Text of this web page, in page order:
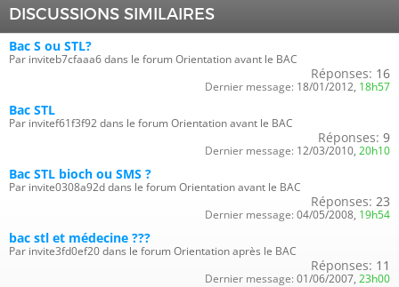
DISCUSSIONS SIMILAIRES
Bac S ou STL?
Par inviteb7cfaaa6 dans le forum Orientation avant le BAC
Réponses: 16
Dernier message: 18/01/2012, 18h57
Bac STL
Par invitef61f3f92 dans le forum Orientation avant le BAC
Réponses: 9
Dernier message: 12/03/2010, 20h10
Bac STL bioch ou SMS ?
Par invite0308a92d dans le forum Orientation avant le BAC
Réponses: 23
Dernier message: 04/05/2008, 19h54
bac stl et médecine ???
Par invite3fd0ef20 dans le forum Orientation après le BAC
Réponses: 11
Dernier message: 01/06/2007, 23h00